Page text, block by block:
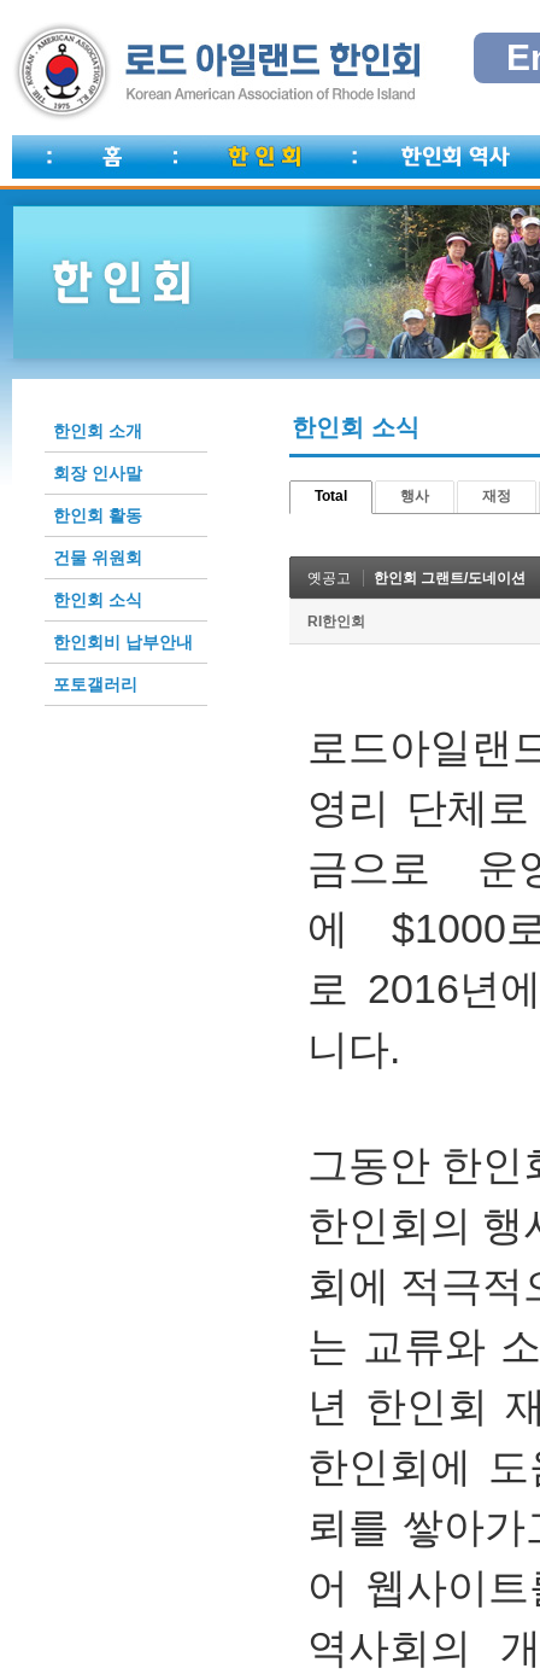
한인회 소개
회장 인사말
한인회 활동
건물 위원회
한인회 소식
한인회비 납부안내
포토갤러리
한인회 소식
Total 행사 재정
옛공고 한인회 그랜트/도네이션
RI한인회
로드아일랜
영리 단체
금으로
에 $1000
로 2016년
니다.
그동안 한인
한인회의 행
회에 적극적
는 교류와
년 한인회
한인회에
뢰를 쌓아
어 웹사이
역사회의